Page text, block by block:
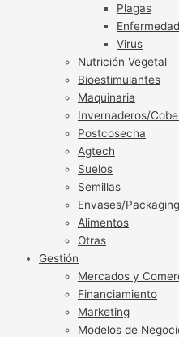
Plagas
Virus
Nutrición Vegetal
Bioestimulantes
Maquinaria
Invernaderos/
Postcosecha
Agtech
Suelos
Semillas
Envases/Packaging
Alimentos
Otras
Gestión
Mercados y
Financiamiento
Marketing
Modelos de